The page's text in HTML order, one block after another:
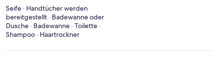
Seife · Handtücher werden
bereitgestellt · Badewanne oder
Dusche · Badewanne · Toilette ·
Shampoo · Haartrockner